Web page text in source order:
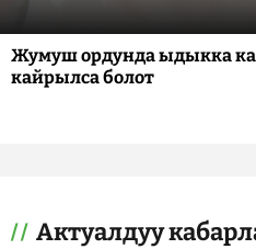
Жумуш ордунда ыдыкка
кайрылса болот
Актуалдуу